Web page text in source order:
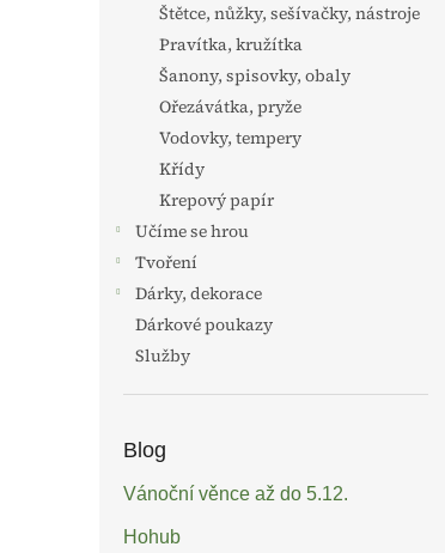
Štětce, nůžky, sešívačky, nástroje
Pravítka, kružítka
Šanony, spisovky, obaly
Ořezávátka, pryže
Vodovky, tempery
Křídy
Krepový papír
Učíme se hrou
Tvoření
Dárky, dekorace
Dárkové poukazy
Služby
Blog
Vánoční věnce až do 5.12.
Hohub